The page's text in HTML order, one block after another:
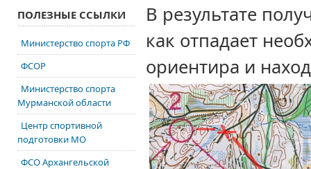
В результате
как отпадает
ориентира и
ПОЛЕЗНЫЕ ССЫЛКИ
Министерство спорта РФ
ФСОР
Министерство спорта
Мурманской области
Центр спортивной
подготовки МО
ФСО Архангельской